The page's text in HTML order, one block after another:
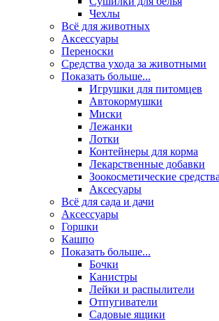
Чехлы
Всё для животных
Аксесcуары
Переноски
Средства ухода за животными
Показать больше...
Игрушки для питомцев
Автокормушки
Миски
Лежанки
Лотки
Контейнеры для корма
Лекарственные добавки
Зоокосметические средства
Аксесуары
Всё для сада и дачи
Аксессуары
Горшки
Кашпо
Показать больше...
Бочки
Канистры
Лейки и распылители
Отпугиватели
Садовые ящики